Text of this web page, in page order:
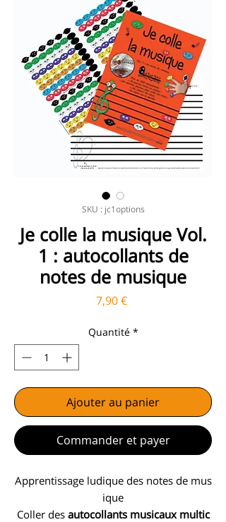
SKU : jc1options
Je colle la musique Vol.
1 : autocollants de
notes de musique
7,90 €Prix
Quantité *
Ajouter au panier
Commander et payer
Apprentissage ludique des notes de mus
ique
Coller des autocollants musicaux multic